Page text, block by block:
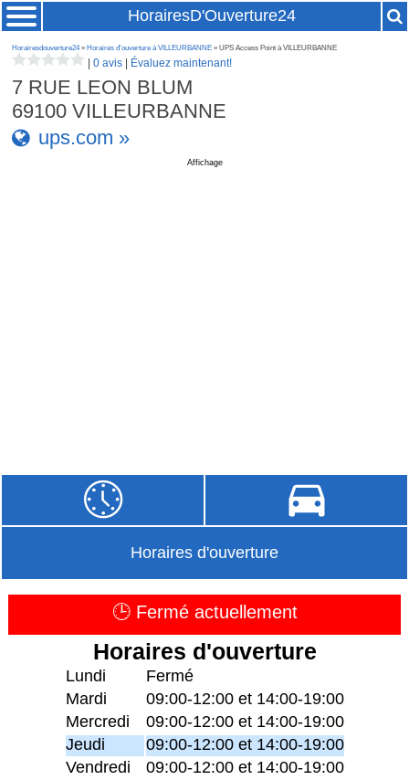
HorairesD'Ouverture24
Horairesdouverture24» Horaires d'ouverture à VILLEURBANNE » UPS Access Point à VILLEURBANNE
|0 avis Évaluez maintenant!
7 RUE LEON BLUM
69100VILLEURBANNE
ups.com »
Affichage
Horaires d'ouverture
🕒 Fermé actuellement
Horaires d'ouverture
Lundi
Fermé
Mardi
09:00-12:00 et 14:00-19:00
Mercredi
09:00-12:00 et 14:00-19:00
Jeudi
09:00-12:00 et 14:00-19:00
Vendredi
09:00-12:00 et 14:00-19:00